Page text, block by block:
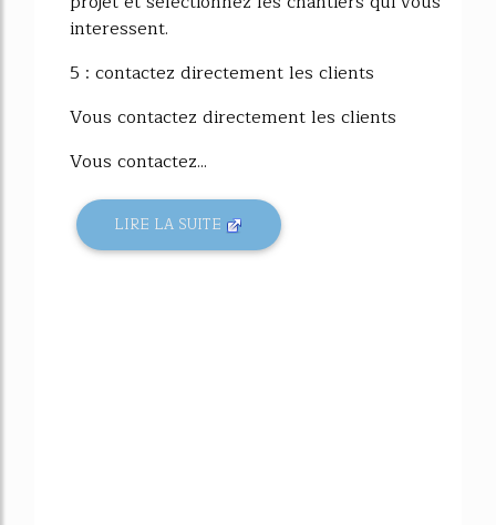
interessent.
5 : contactez directement les clients
Vous contactez directement les clients
Vous contactez...
LIRE LA SUITE